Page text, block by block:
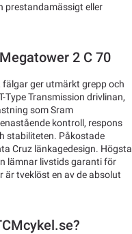
prestandamässigt eller
2 C 70
fälgar ger utmärkt grepp och
Type Transmission drivlinan,
som Sram
kontroll, respons
stabiliteten. Påkostade
Cruz länkagedesign. Högsta
lämnar livstids garanti för
är tveklöst en av de absolut